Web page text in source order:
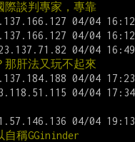
談判專家，專靠
肝法又玩不起來
稱GGininder